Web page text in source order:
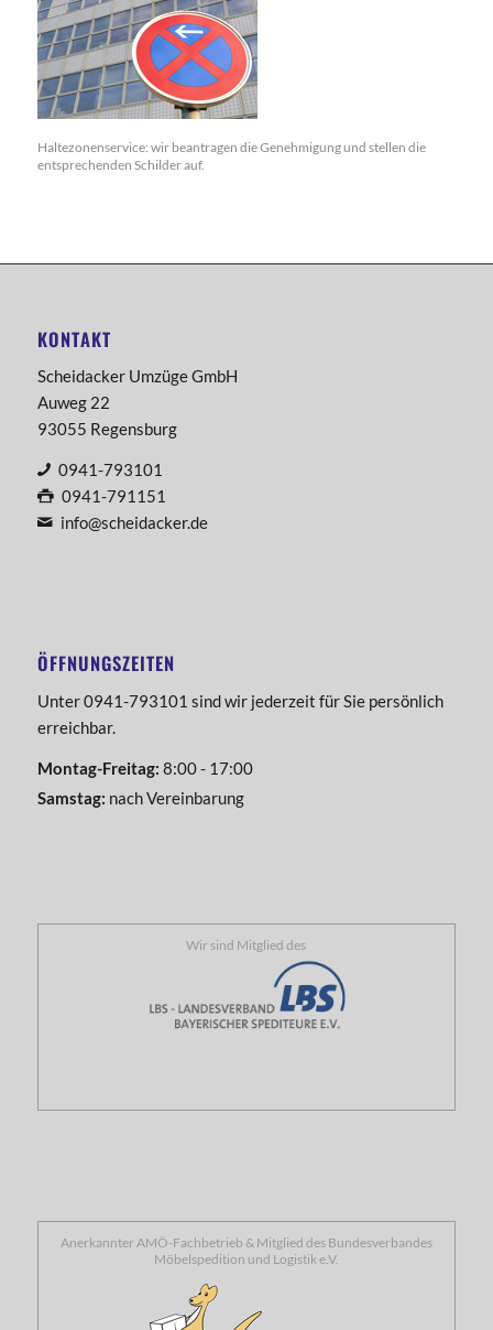
Haltezonenservice: wir beantragen die Genehmigung und stellen die
entsprechenden Schilder auf.
KONTAKT
Scheidacker Umzüge GmbH
Auweg 22
93055 Regensburg
0941-793101
0941-791151
info@scheidacker.de
ÖFFNUNGSZEITEN
Unter 0941-793101 sind wir jederzeit für Sie persönlich
erreichbar.
Montag-Freitag: 8:00 - 17:00
Samstag: nach Vereinbarung
Wir sind Mitglied des
Anerkannter AMÖ-Fachbetrieb & Mitglied des Bundesverbandes
Möbelspedition und Logistik e.V.